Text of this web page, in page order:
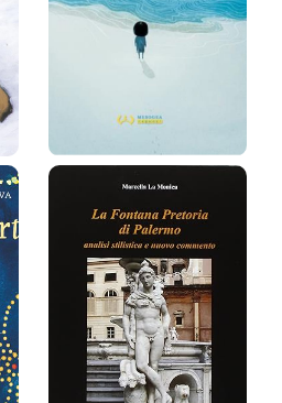
Il viaggio di
Nabu
Jarosław Mikołajewski
Prezzo:20 €